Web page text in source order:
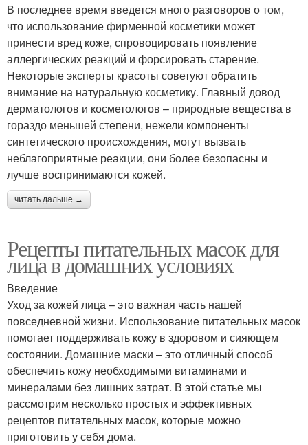
В последнее время введется много разговоров о том,
что использование фирменной косметики может
принести вред коже, спровоцировать появление
аллергических реакций и форсировать старение.
Некоторые эксперты красоты советуют обратить
внимание на натуральную косметику. Главный довод
дерматологов и косметологов – природные вещества в
гораздо меньшей степени, нежели компоненты
синтетического происхождения, могут вызвать
неблагоприятные реакции, они более безопасны и
лучше воспринимаются кожей.
читать дальше →
Рецепты питательных масок для
лица в домашних условиях
Введение
Уход за кожей лица – это важная часть нашей
повседневной жизни. Использование питательных масок
помогает поддерживать кожу в здоровом и сияющем
состоянии. Домашние маски – это отличный способ
обеспечить кожу необходимыми витаминами и
минералами без лишних затрат. В этой статье мы
рассмотрим несколько простых и эффективных
рецептов питательных масок, которые можно
приготовить у себя дома.